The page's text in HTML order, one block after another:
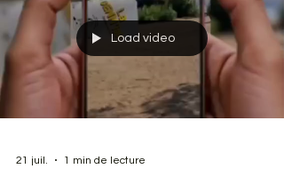
Load video
21 juil. 1 min de lecture